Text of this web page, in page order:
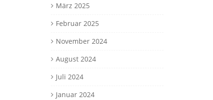
März 2025
Februar 2025
November 2024
August 2024
Juli 2024
Januar 2024